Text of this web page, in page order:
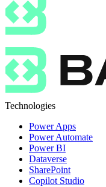
Technologies
Power Apps
Power Automate
Power BI
Dataverse
SharePoint
Copilot Studio